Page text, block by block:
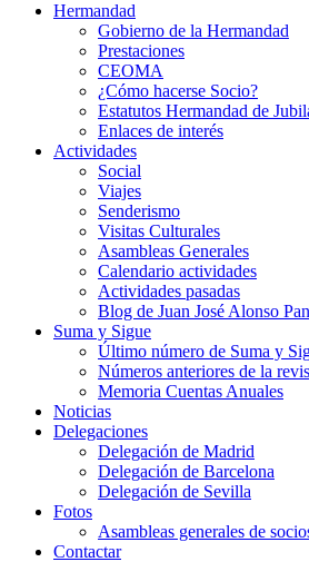
Hermandad
Gobierno de la Hermandad
Prestaciones
CEOMA
¿Cómo hacerse Socio?
Estatutos Hermandad de
Enlaces de interés
Actividades
Social
Viajes
Senderismo
Visitas Culturales
Asambleas Generales
Calendario actividades
Actividades pasadas
Blog de Juan José Alonso
Suma y Sigue
Último número de Suma y
Números anteriores de la
Memoria Cuentas Anuales
Noticias
Delegaciones
Delegación de Madrid
Delegación de Barcelona
Delegación de Sevilla
Fotos
Asambleas generales de
Contactar